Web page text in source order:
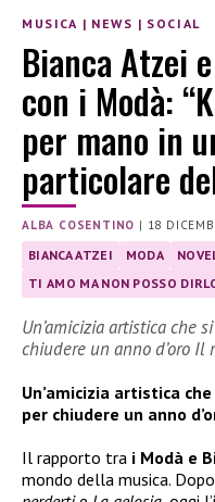
MUSICA | NEWS | SOCIAL
Bianca Atzei
con i Modà:
per mano in
particolare
ALBA COSENTINO | 18
BIANCA ATZEI MODA
TI AMO MA NON POSSO
Un’amicizia artistica che
chiudere un anno d’oro
Un’amicizia artistica
per chiudere un anno
Il rapporto tra i Modà e
mondo della musica.